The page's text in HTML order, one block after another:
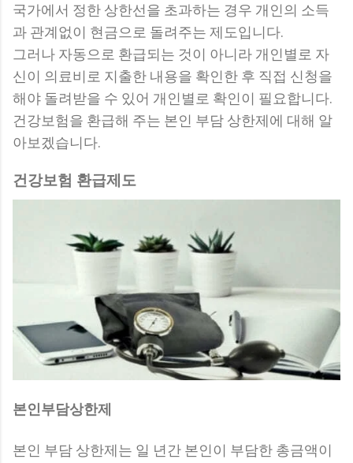
국가에서 정한 상한선을 초과하는 경우 개인의 소득
과 관계없이 현금으로 돌려주는 제도입니다.
그러나 자동으로 환급되는 것이 아니라 개인별로 자
신이 의료비로 지출한 내용을 확인한 후 직접 신청을
해야 돌려받을 수 있어 개인별로 확인이 필요합니다.
건강보험을 환급해 주는 본인 부담 상한제에 대해 알
아보겠습니다.
건강보험 환급제도
본인부담상한제
본인 부담 상한제는 일 년간 본인이 부담한 총금액이